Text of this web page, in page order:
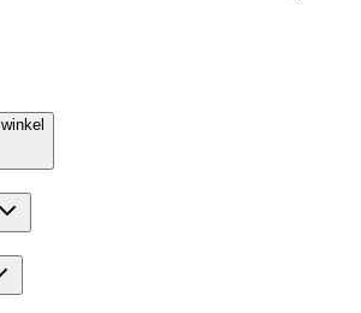
winkel